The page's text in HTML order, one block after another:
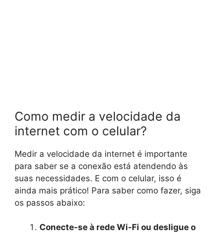
Como medir a velocidade da
internet com o celular?
Medir a velocidade da internet é importante
para saber se a conexão está atendendo às
suas necessidades. E com o celular, isso é
ainda mais prático! Para saber como fazer, siga
os passos abaixo:
Conecte-se à rede Wi-Fi ou desligue o